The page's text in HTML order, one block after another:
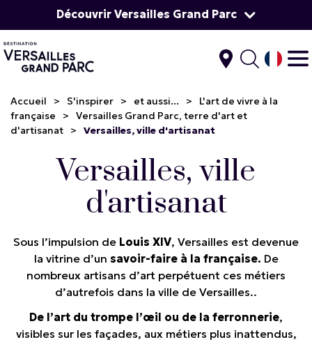
Découvrir Versailles Grand Parc
Accueil > S'inspirer > et aussi... >
L'art de vivre à la
française
>
Versailles Grand Parc, terre d'art et
d'artisanat
> Versailles, ville d'artisanat
Versailles, ville
d'artisanat
Sous l’impulsion de Louis XIV, Versailles est devenue
la vitrine d’un savoir-faire à la française. De
nombreux artisans d’art perpétuent ces métiers
d’autrefois dans la ville de Versailles..
De l’art du trompe l’œil ou de la ferronnerie,
visibles sur les façades, aux métiers plus inattendus,